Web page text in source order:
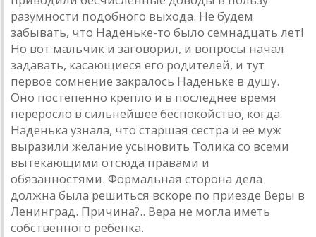
разумности подобного выхода. Не будем
забывать, что Наденьке-то было семнадцать лет!
Но вот мальчик и заговорил, и вопросы начал
задавать, касающиеся его родителей, и тут
первое сомнение закралось Наденьке в душу.
Оно постепенно крепло и в последнее время
переросло в сильнейшее беспокойство, когда
Наденька узнала, что старшая сестра и ее муж
выразили желание усыновить Толика со всеми
вытекающими отсюда правами и
обязанностями. Формальная сторона дела
должна была решиться вскоре по приезде Веры в
Ленинград. Причина?.. Вера не могла иметь
собственного ребенка.